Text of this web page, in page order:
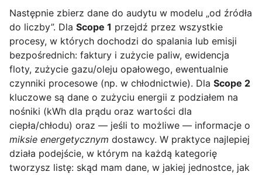
Następnie zbierz dane do audytu w modelu „od źródła
do liczby”. Dla Scope 1 przejdź przez wszystkie
procesy, w których dochodzi do spalania lub emisji
bezpośrednich: faktury i zużycie paliw, ewidencja
floty, zużycie gazu/oleju opałowego, ewentualnie
czynniki procesowe (np. w chłodnictwie). Dla Scope 2
kluczowe są dane o zużyciu energii z podziałem na
nośniki (kWh dla prądu oraz wartości dla
ciepła/chłodu) oraz — jeśli to możliwe — informacje o
miksie energetycznym dostawcy. W praktyce najlepiej
działa podejście, w którym na każdą kategorię
tworzysz listę: skąd mam dane, w jakiej jednostce, jak